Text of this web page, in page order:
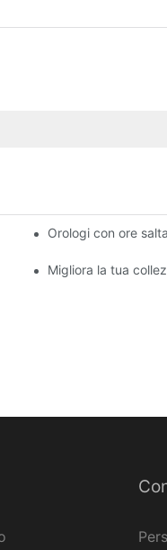
e stile combinati
Orologi con ore
Migliora la tua